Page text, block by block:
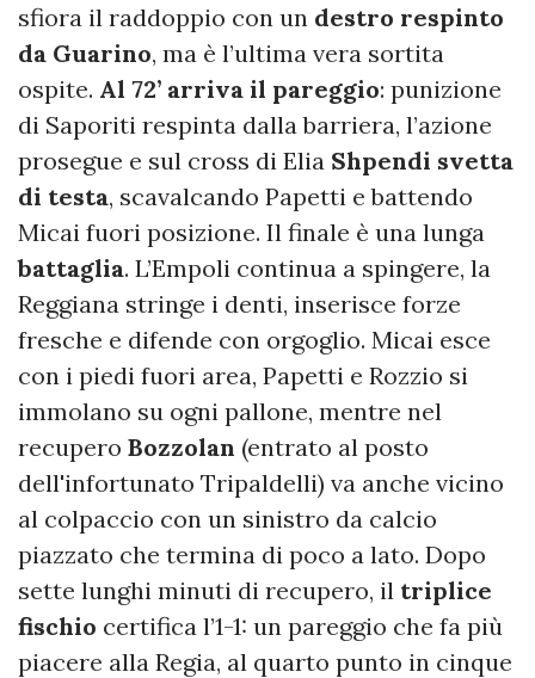
sfiora il raddoppio con un destro respinto
da Guarino, ma è l’ultima vera sortita
ospite. Al 72’ arriva il pareggio: punizione
di Saporiti respinta dalla barriera, l’azione
prosegue e sul cross di Elia Shpendi svetta
di testa, scavalcando Papetti e battendo
Micai fuori posizione. Il finale è una lunga
battaglia. L’Empoli continua a spingere, la
Reggiana stringe i denti, inserisce forze
fresche e difende con orgoglio. Micai esce
con i piedi fuori area, Papetti e Rozzio si
immolano su ogni pallone, mentre nel
recupero Bozzolan (entrato al posto
dell'infortunato Tripaldelli) va anche vicino
al colpaccio con un sinistro da calcio
piazzato che termina di poco a lato. Dopo
sette lunghi minuti di recupero, il triplice
fischio certifica l’1-1: un pareggio che fa più
piacere alla Regia, al quarto punto in cinque